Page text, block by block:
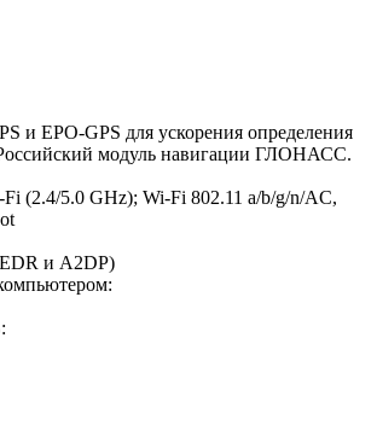
и EPO-GPS для ускорения определения
модуль навигации ГЛОНАСС.
(2.4/5.0 GHz); Wi-Fi 802.11 a/b/g/n/AC,
и A2DP)